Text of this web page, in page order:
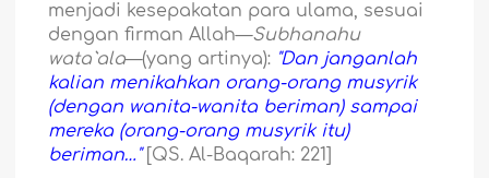
menjadi kesepakatan para ulama, sesuai
dengan firman Allah—Subhanahu
wata`ala—(yang artinya): "Dan janganlah
kalian menikahkan orang-orang musyrik
(dengan wanita-wanita beriman) sampai
mereka (orang-orang musyrik itu)
beriman…" [QS. Al-Baqarah: 221]